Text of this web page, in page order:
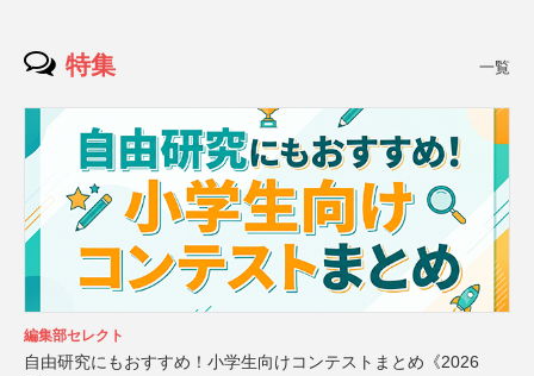
特集 一覧
編集部セレクト
自由研究にもおすすめ！小学生向けコンテストまとめ《2026